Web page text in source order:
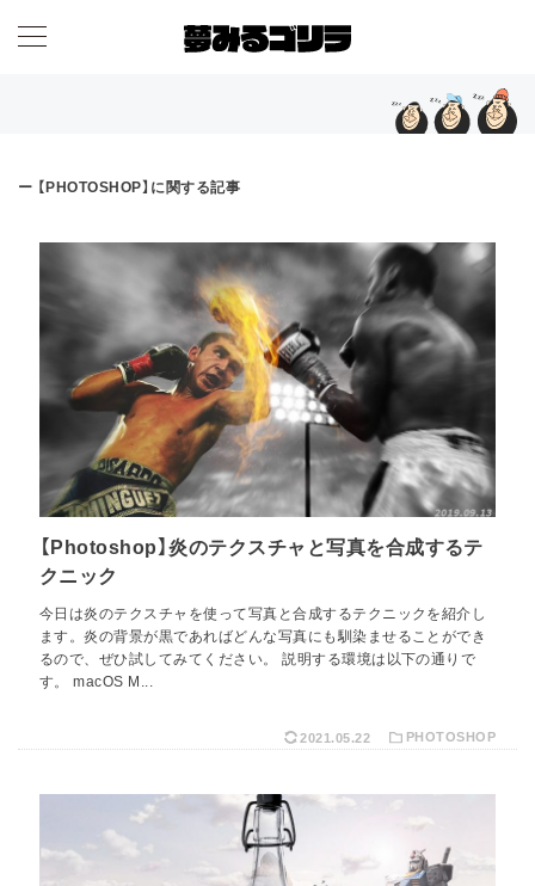
ー 【PHOTOSHOP】に関する記事
【Photoshop】炎のテクスチャと写真を合成するテ
クニック
今日は炎のテクスチャを使って写真と合成するテクニックを紹介し
ます。炎の背景が黒であればどんな写真にも馴染ませることができ
るので、ぜひ試してみてください。 説明する環境は以下の通りで
す。 macOS M...
2021.05.22 PHOTOSHOP